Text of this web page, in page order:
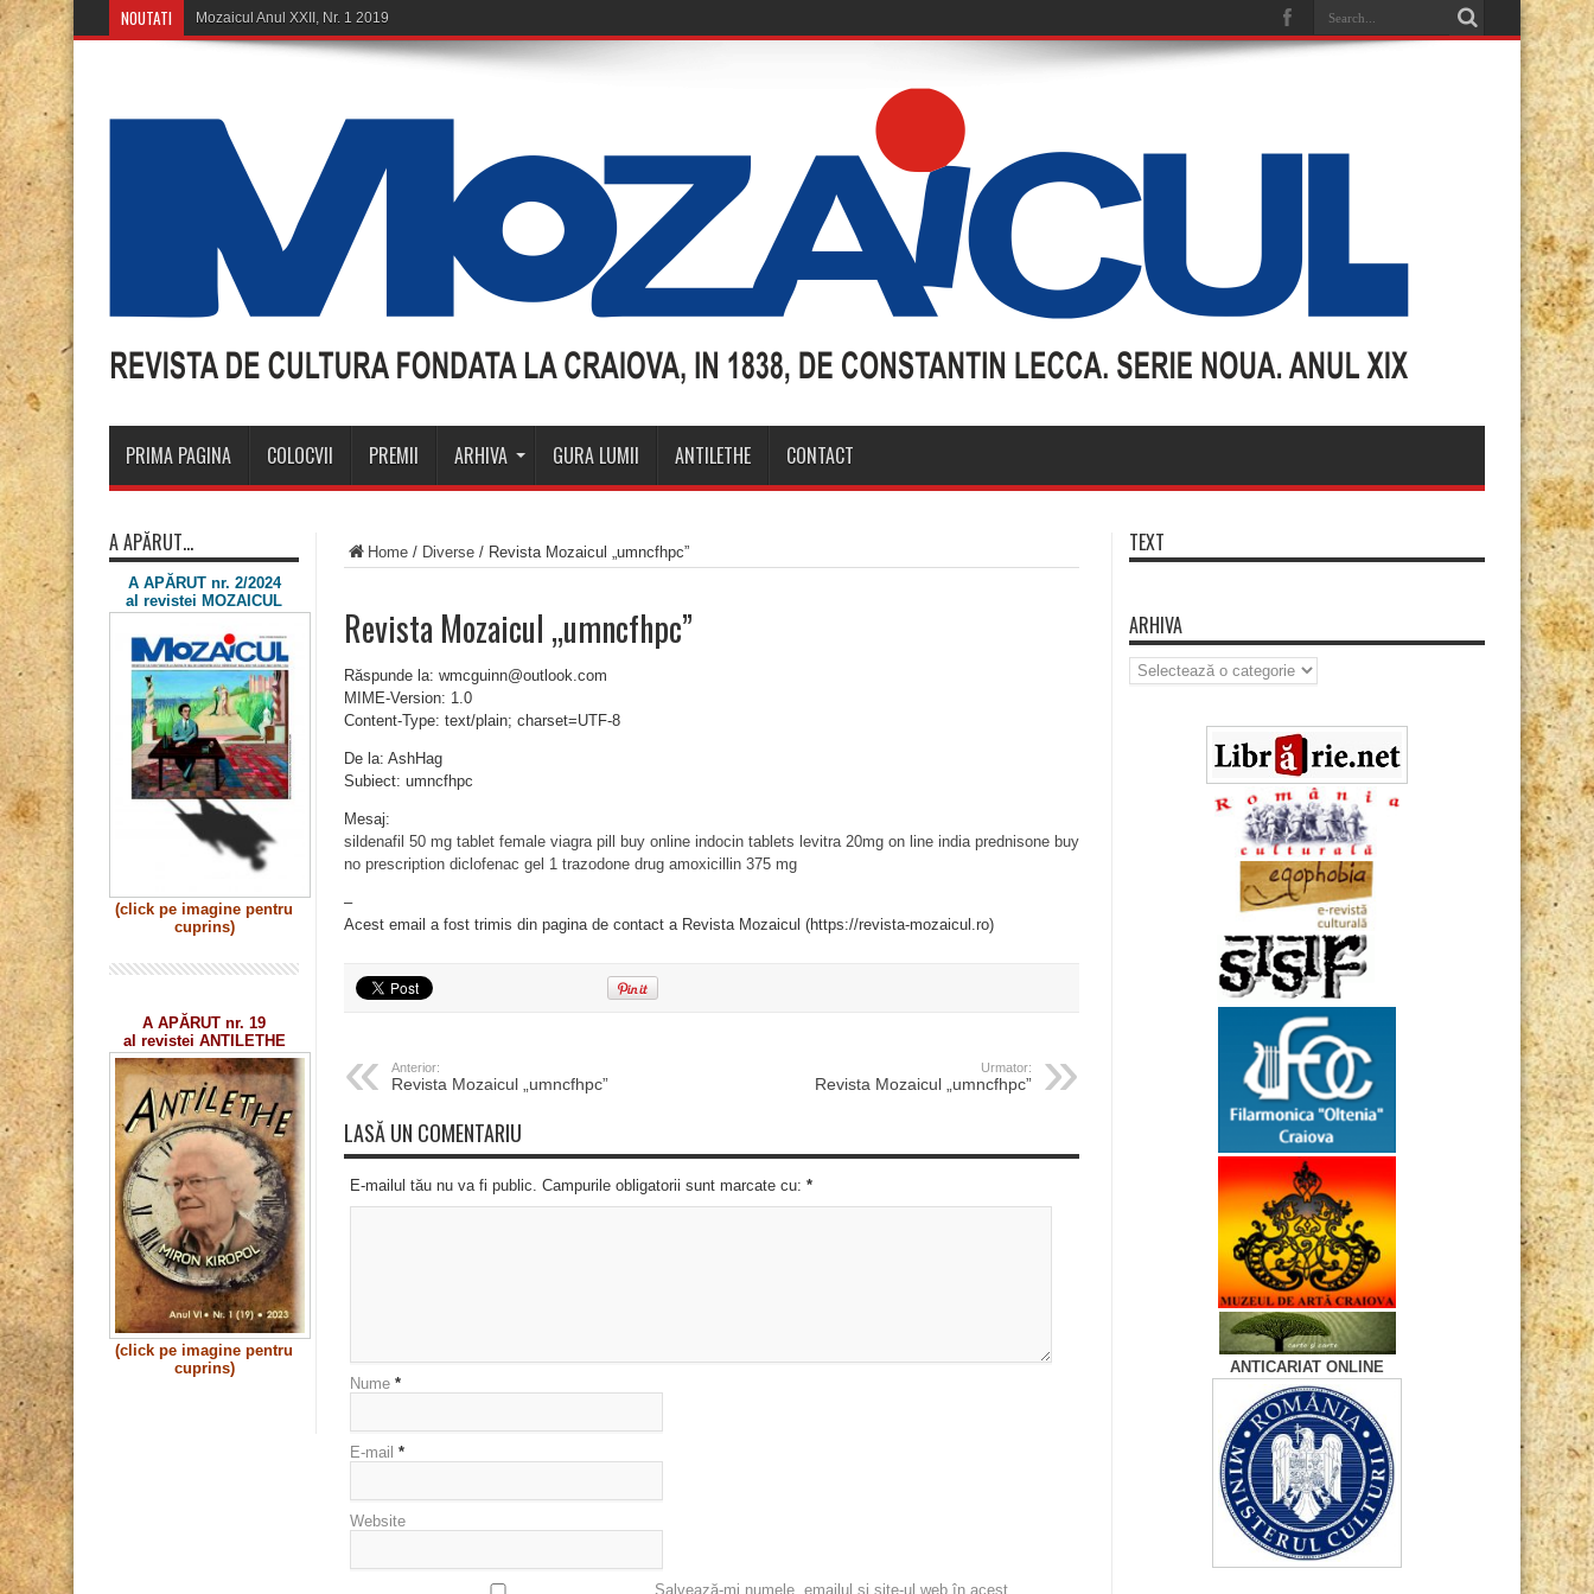
NOUTATI Mozaicul Anul XXII, Nr. 1 2019
PRIMA PAGINA COLOCVII PREMII ARHIVA GURA LUMII ANTILETHE CONTACT
Home / Diverse / Revista Mozaicul „umncfhpc”
Revista Mozaicul „umncfhpc”
Răspunde la: wmcguinn@outlook.com
MIME-Version: 1.0
Content-Type: text/plain; charset=UTF-8
De la: AshHag
Subiect: umncfhpc
Mesaj:
sildenafil 50 mg tablet female viagra pill buy online indocin tablets levitra 20mg on line india prednisone buy
no prescription diclofenac gel 1 trazodone drug amoxicillin 375 mg
–
Acest email a fost trimis din pagina de contact a Revista Mozaicul (https://revista-mozaicul.ro)
Anterior:
Revista Mozaicul „umncfhpc”
Urmator:
Revista Mozaicul „umncfhpc”
LASĂ UN COMENTARIU
E-mailul tău nu va fi public. Campurile obligatorii sunt marcate cu: *
Nume *
E-mail *
Website
Salvează-mi numele, emailul și site-ul web în acest
A APĂRUT…
A APĂRUT nr. 2/2024
al revistei MOZAICUL
(click pe imagine pentru
cuprins)
A APĂRUT nr. 19
al revistei ANTILETHE
(click pe imagine pentru
cuprins)
TEXT
ARHIVA
Arhiva
ANTICARIAT ONLINE